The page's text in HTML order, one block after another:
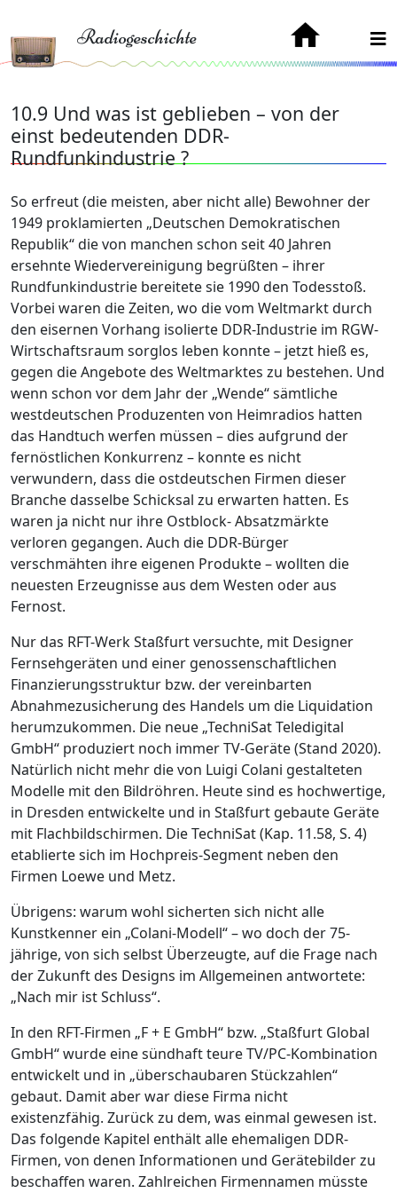
Radiogeschichte
10.9 Und was ist geblieben – von der
einst bedeutenden DDR-
Rundfunkindustrie ?
So erfreut (die meisten, aber nicht alle) Bewohner der
1949 proklamierten „Deutschen Demokratischen
Republik“ die von manchen schon seit 40 Jahren
ersehnte Wiedervereinigung begrüßten – ihrer
Rundfunkindustrie bereitete sie 1990 den Todesstoß.
Vorbei waren die Zeiten, wo die vom Weltmarkt durch
den eisernen Vorhang isolierte DDR-Industrie im RGW-
Wirtschaftsraum sorglos leben konnte – jetzt hieß es,
gegen die Angebote des Weltmarktes zu bestehen. Und
wenn schon vor dem Jahr der „Wende“ sämtliche
westdeutschen Produzenten von Heimradios hatten
das Handtuch werfen müssen – dies aufgrund der
fernöstlichen Konkurrenz – konnte es nicht
verwundern, dass die ostdeutschen Firmen dieser
Branche dasselbe Schicksal zu erwarten hatten. Es
waren ja nicht nur ihre Ostblock- Absatzmärkte
verloren gegangen. Auch die DDR-Bürger
verschmähten ihre eigenen Produkte – wollten die
neuesten Erzeugnisse aus dem Westen oder aus
Fernost.
Nur das RFT-Werk Staßfurt versuchte, mit Designer
Fernsehgeräten und einer genossenschaftlichen
Finanzierungsstruktur bzw. der vereinbarten
Abnahmezusicherung des Handels um die Liquidation
herumzukommen. Die neue „TechniSat Teledigital
GmbH“ produziert noch immer TV-Geräte (Stand 2020).
Natürlich nicht mehr die von Luigi Colani gestalteten
Modelle mit den Bildröhren. Heute sind es hochwertige,
in Dresden entwickelte und in Staßfurt gebaute Geräte
mit Flachbildschirmen. Die TechniSat (Kap. 11.58, S. 4)
etablierte sich im Hochpreis-Segment neben den
Firmen Loewe und Metz.
Übrigens: warum wohl sicherten sich nicht alle
Kunstkenner ein „Colani-Modell“ – wo doch der 75-
jährige, von sich selbst Überzeugte, auf die Frage nach
der Zukunft des Designs im Allgemeinen antwortete:
„Nach mir ist Schluss“.
In den RFT-Firmen „F + E GmbH“ bzw. „Staßfurt Global
GmbH“ wurde eine sündhaft teure TV/PC-Kombination
entwickelt und in „überschaubaren Stückzahlen“
gebaut. Damit aber war diese Firma nicht
existenzfähig. Zurück zu dem, was einmal gewesen ist.
Das folgende Kapitel enthält alle ehemaligen DDR-
Firmen, von denen Informationen und Gerätebilder zu
beschaffen waren. Zahlreichen Firmennamen müsste